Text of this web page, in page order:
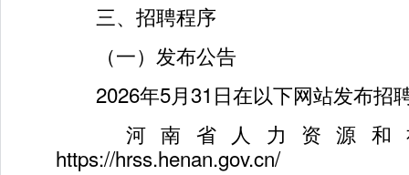
三、招聘程序
（一）发布公告
2026年5月31日在以下网站发布招
河南省人力资源和
https://hrss.henan.gov.cn/